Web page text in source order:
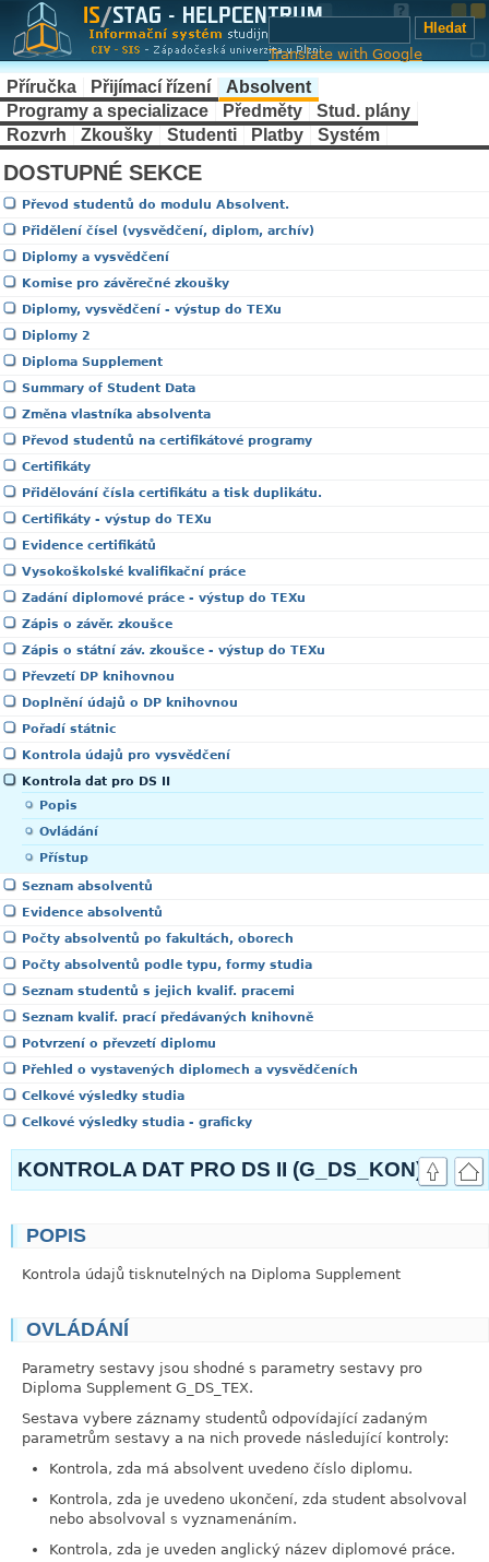
Translate with Google
Příručka Přijímací řízení
Absolvent
Programy a specializace
Předměty
Stud. plány
Rozvrh
Zkoušky Studenti Platby Systém
DOSTUPNÉ SEKCE
Převod studentů do modulu Absolvent.
Přidělení čísel (vysvědčení, diplom, archív)
Diplomy a vysvědčení
Komise pro závěrečné zkoušky
Diplomy, vysvědčení - výstup do TEXu
Diplomy 2
Diploma Supplement
Summary of Student Data
Změna vlastníka absolventa
Převod studentů na certifikátové programy
Certifikáty
Přidělování čísla certifikátu a tisk duplikátu.
Certifikáty - výstup do TEXu
Evidence certifikátů
Vysokoškolské kvalifikační práce
Zadání diplomové práce - výstup do TEXu
Zápis o závěr. zkoušce
Zápis o státní záv. zkoušce - výstup do TEXu
Převzetí DP knihovnou
Doplnění údajů o DP knihovnou
Pořadí státnic
Kontrola údajů pro vysvědčení
Kontrola dat pro DS II
Popis
Ovládání
Přístup
Seznam absolventů
Evidence absolventů
Počty absolventů po fakultách, oborech
Počty absolventů podle typu, formy studia
Seznam studentů s jejich kvalif. pracemi
Seznam kvalif. prací předávaných knihovně
Potvrzení o převzetí diplomu
Přehled o vystavených diplomech a vysvědčeních
Celkové výsledky studia
Celkové výsledky studia - graficky
KONTROLA DAT PRO DS II (G_DS_KON)
POPIS
Kontrola údajů tisknutelných na Diploma Supplement
OVLÁDÁNÍ
Parametry sestavy jsou shodné s parametry sestavy pro
Diploma Supplement G_DS_TEX.
Sestava vybere záznamy studentů odpovídající zadaným
parametrům sestavy a na nich provede následující kontroly:
Kontrola, zda má absolvent uvedeno číslo diplomu.
Kontrola, zda je uvedeno ukončení, zda student absolvoval
nebo absolvoval s vyznamenáním.
Kontrola, zda je uveden anglický název diplomové práce.